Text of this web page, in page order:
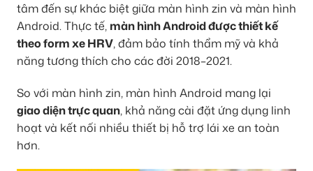
tâm đến sự khác biệt giữa màn hình zin và màn hình
Android. Thực tế, màn hình Android được thiết kế
theo form xe HRV, đảm bảo tính thẩm mỹ và khả
năng tương thích cho các đời 2018–2021.
So với màn hình zin, màn hình Android mang lại
giao diện trực quan, khả năng cài đặt ứng dụng linh
hoạt và kết nối nhiều thiết bị hỗ trợ lái xe an toàn
hơn.